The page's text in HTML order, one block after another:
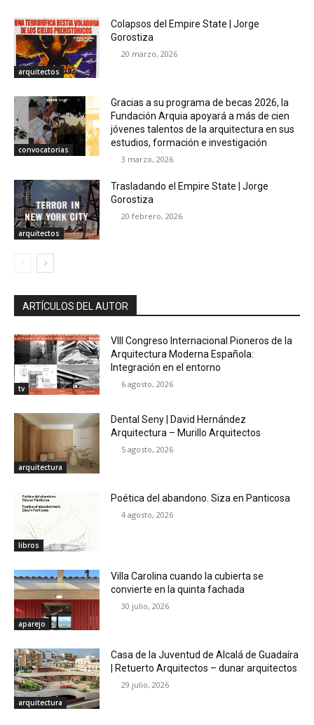
arquitectos
Colapsos del Empire State | Jorge
Gorostiza
20 marzo, 2026
convocatorias
Gracias a su programa de becas 2026, la
Fundación Arquia apoyará a más de cien
jóvenes talentos de la arquitectura en sus
estudios, formación e investigación
3 marzo, 2026
arquitectos
Trasladando el Empire State | Jorge
Gorostiza
20 febrero, 2026
ARTÍCULOS DEL AUTOR
tv
VIII Congreso Internacional Pioneros de la
Arquitectura Moderna Española:
Integración en el entorno
6 agosto, 2026
arquitectura
Dental Seny | David Hernández
Arquitectura – Murillo Arquitectos
5 agosto, 2026
libros
Poética del abandono. Siza en Panticosa
4 agosto, 2026
aparejo
Villa Carolina cuando la cubierta se
convierte en la quinta fachada
30 julio, 2026
arquitectura
Casa de la Juventud de Alcalá de Guadaíra
| Retuerto Arquitectos – dunar arquitectos
29 julio, 2026